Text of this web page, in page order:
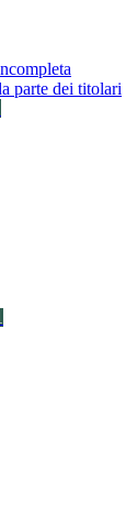
parte dei titolari